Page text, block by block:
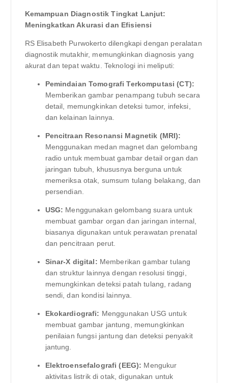
Kemampuan Diagnostik Tingkat Lanjut:
Meningkatkan Akurasi dan Efisiensi
RS Elisabeth Purwokerto dilengkapi dengan peralatan
diagnostik mutakhir, memungkinkan diagnosis yang
akurat dan tepat waktu. Teknologi ini meliputi:
Pemindaian Tomografi Terkomputasi (CT):
Memberikan gambar penampang tubuh secara
detail, memungkinkan deteksi tumor, infeksi,
dan kelainan lainnya.
Pencitraan Resonansi Magnetik (MRI):
Menggunakan medan magnet dan gelombang
radio untuk membuat gambar detail organ dan
jaringan tubuh, khususnya berguna untuk
memeriksa otak, sumsum tulang belakang, dan
persendian.
USG: Menggunakan gelombang suara untuk
membuat gambar organ dan jaringan internal,
biasanya digunakan untuk perawatan prenatal
dan pencitraan perut.
Sinar-X digital: Memberikan gambar tulang
dan struktur lainnya dengan resolusi tinggi,
memungkinkan deteksi patah tulang, radang
sendi, dan kondisi lainnya.
Ekokardiografi: Menggunakan USG untuk
membuat gambar jantung, memungkinkan
penilaian fungsi jantung dan deteksi penyakit
jantung.
Elektroensefalografi (EEG): Mengukur
aktivitas listrik di otak, digunakan untuk